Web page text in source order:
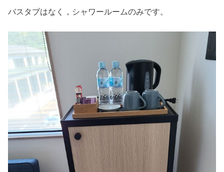
バスタブはなく，シャワールームのみです。